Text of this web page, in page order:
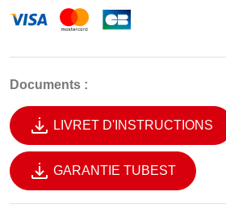
Documents :
LIVRET D'INSTRUCTIONS
GARANTIE TUBEST